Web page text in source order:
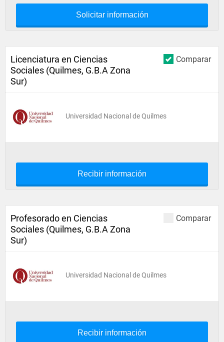
Solicitar información
Comparar
Licenciatura en Ciencias
Sociales (Quilmes, G.B.A Zona
Sur)
Universidad Nacional de Quilmes
Recibir información
Comparar
Profesorado en Ciencias
Sociales (Quilmes, G.B.A Zona
Sur)
Universidad Nacional de Quilmes
Recibir información